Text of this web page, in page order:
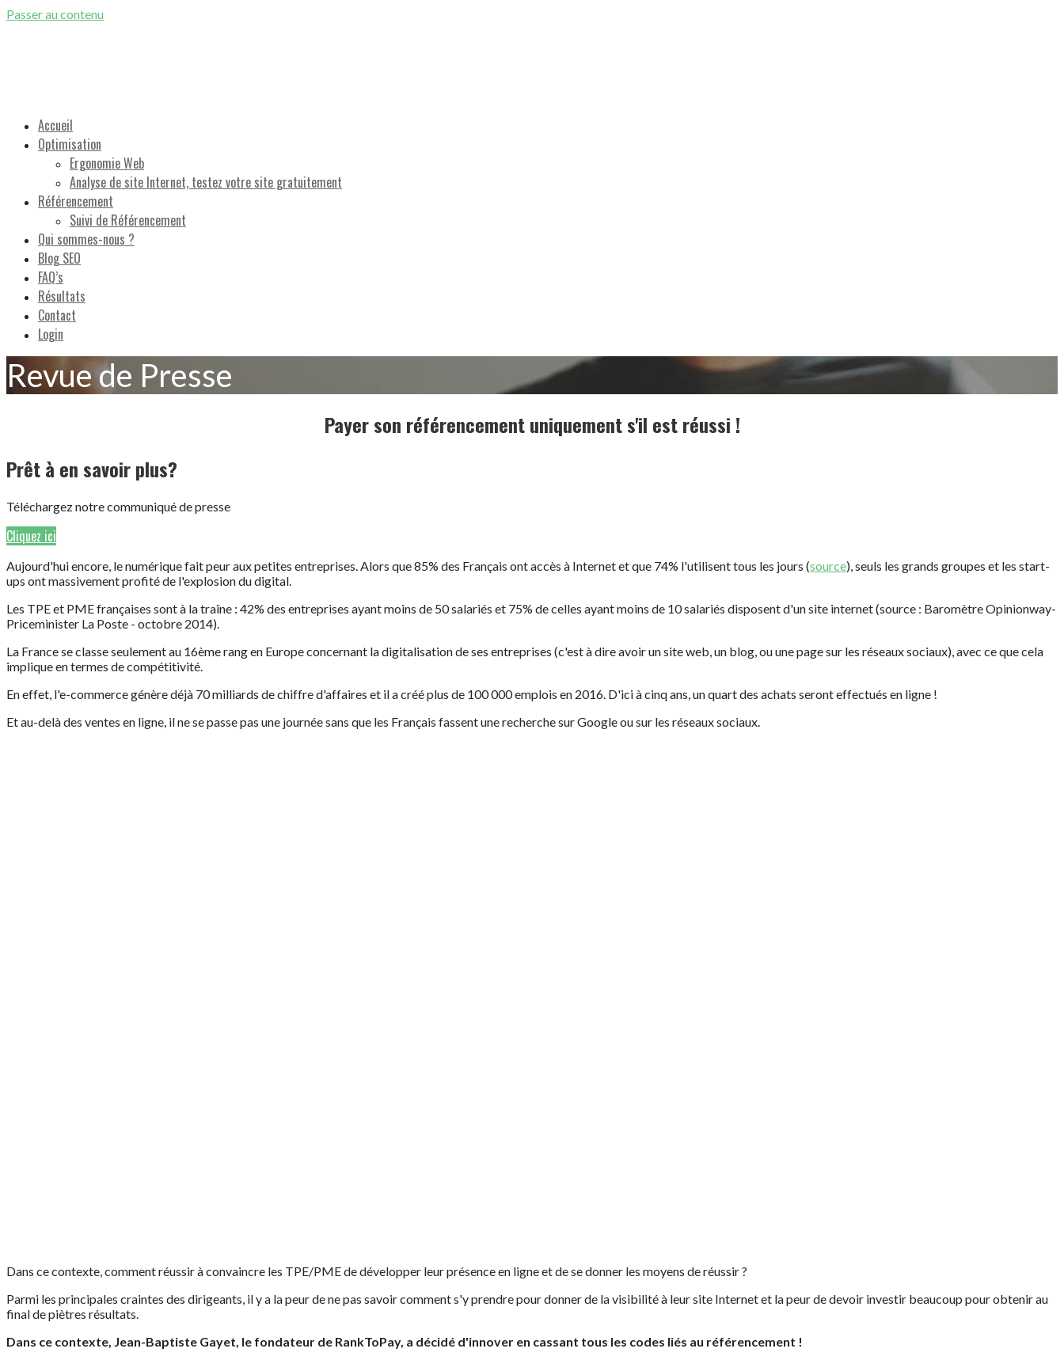
Passer au contenu
Accueil
Optimisation
Ergonomie Web
Analyse de site Internet, testez votre site gratuitement
Référencement
Suivi de Référencement
Qui sommes-nous ?
Blog SEO
FAQ’s
Résultats
Contact
Login
Revue de Presse
Payer son référencement uniquement s'il est réussi !
Prêt à en savoir plus?
Téléchargez notre communiqué de presse
Cliquez ici
Aujourd'hui encore, le numérique fait peur aux petites entreprises. Alors que 85% des Français ont accès à Internet et que 74% l'utilisent tous les jours (source), seuls les grands groupes et les start-
ups ont massivement profité de l'explosion du digital.
Les TPE et PME françaises sont à la traîne : 42% des entreprises ayant moins de 50 salariés et 75% de celles ayant moins de 10 salariés disposent d'un site internet (source : Baromètre Opinionway-
Priceminister La Poste - octobre 2014).
La France se classe seulement au 16ème rang en Europe concernant la digitalisation de ses entreprises (c'est à dire avoir un site web, un blog, ou une page sur les réseaux sociaux), avec ce que cela
implique en termes de compétitivité.
En effet, l'e-commerce génère déjà 70 milliards de chiffre d'affaires et il a créé plus de 100 000 emplois en 2016. D'ici à cinq ans, un quart des achats seront effectués en ligne !
Et au-delà des ventes en ligne, il ne se passe pas une journée sans que les Français fassent une recherche sur Google ou sur les réseaux sociaux.
Dans ce contexte, comment réussir à convaincre les TPE/PME de développer leur présence en ligne et de se donner les moyens de réussir ?
Parmi les principales craintes des dirigeants, il y a la peur de ne pas savoir comment s'y prendre pour donner de la visibilité à leur site Internet et la peur de devoir investir beaucoup pour obtenir au
final de piètres résultats.
Dans ce contexte, Jean-Baptiste Gayet, le fondateur de RankToPay, a décidé d'innover en cassant tous les codes liés au référencement !